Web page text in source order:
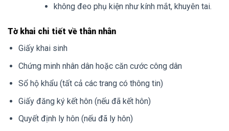
không đeo phụ kiện như kính mắt, khuyên tai.
Tờ khai chi tiết về thân nhân
Giấy khai sinh
Chứng minh nhân dân hoặc căn cước công dân
Sổ hộ khẩu (tất cả các trang có thông tin)
Giấy đăng ký kết hôn (nếu đã kết hôn)
Quyết định ly hôn (nếu đã ly hôn)